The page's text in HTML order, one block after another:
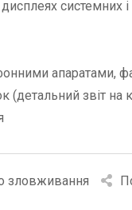
системних
апаратами,
(детальний звіт на
зловживання